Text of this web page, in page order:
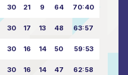
30 21 9 64 70:40
30 17 13 48 63:57
30 16 14 50 59:53
30 16 14 47 62:58